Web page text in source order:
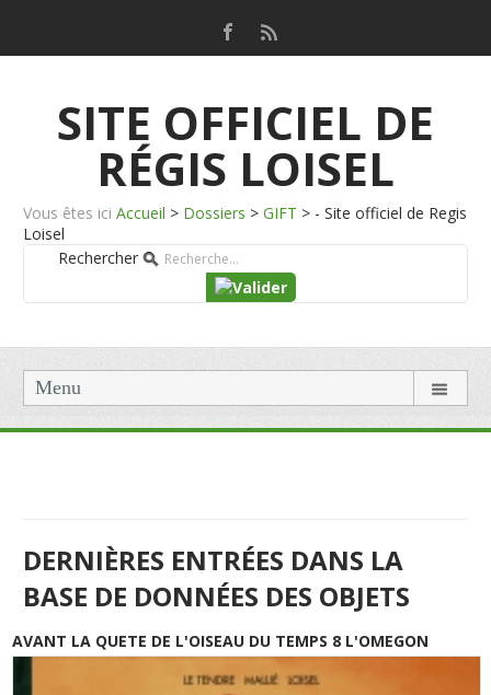
SITE OFFICIEL DE
RÉGIS LOISEL
Vous êtes ici Accueil > Dossiers > GIFT > - Site officiel de Regis
Loisel
Rechercher
Menu
DERNIÈRES ENTRÉES DANS LA
BASE DE DONNÉES DES OBJETS
AVANT LA QUETE DE L'OISEAU DU TEMPS 8 L'OMEGON